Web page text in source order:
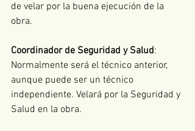
de velar por la buena ejecución de la
obra.
Coordinador de Seguridad y Salud:
Normalmente será el técnico anterior,
aunque puede ser un técnico
independiente. Velará por la Seguridad y
Salud en la obra.